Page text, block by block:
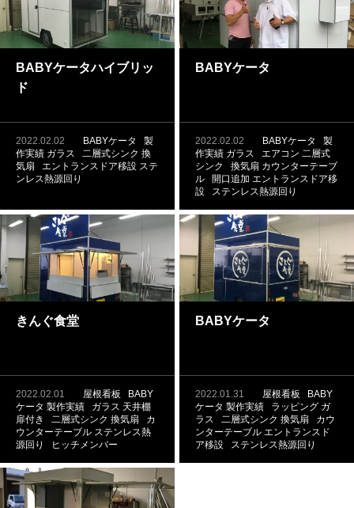
BABYケータハイブリッ
ド
2022.02.02 BABYケータ
製
作実績 ガラス 二層式シンク 換
気扇
エントランスドア移設 ステ
ンレス熱源回り
BABYケータ
2022.02.02 BABYケータ
製
作実績 ガラス エアコン 二層式
シンク
換気扇 カウンターテーブ
ル
開口追加 エントランスドア移
設
ステンレス熱源回り
きんぐ食堂
2022.02.01 屋根看板
BABY
ケータ 製作実績 ガラス 天井棚
扉付き
二層式シンク 換気扇
カ
ウンターテーブル ステンレス熱
源回り
ヒッチメンバー
BABYケータ
2022.01.31 屋根看板
BABY
ケータ 製作実績 ラッピング ガ
ラス
二層式シンク 換気扇
カウ
ンターテーブル エントランスド
ア移設
ステンレス熱源回り